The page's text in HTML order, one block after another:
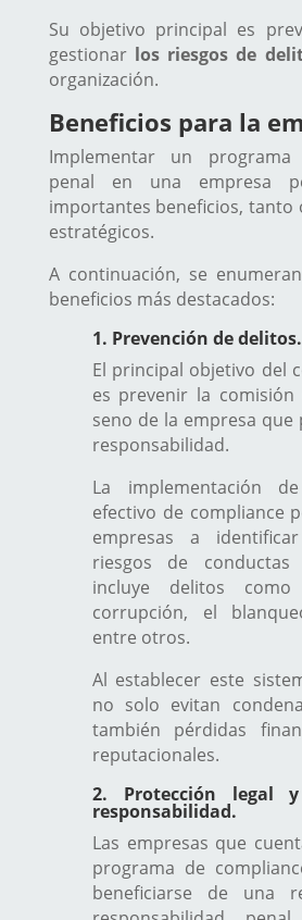
Su objetivo principal es
gestionar los riesgos de
organización.
Beneficios para la
Implementar un programa
penal en una empresa
importantes beneficios, tanto
estratégicos.
A continuación, se
beneficios más destacados:
1. Prevención de delitos.
El principal objetivo del
es prevenir la
seno de la empresa
responsabilidad.
La implementación
efectivo de compliance
empresas a
riesgos de conductas
incluye delitos
corrupción, el
entre otros.
Al establecer este
no solo evitan
también pérdidas
reputacionales.
2. Protección legal
responsabilidad.
Las empresas que
programa de
beneficiarse de una